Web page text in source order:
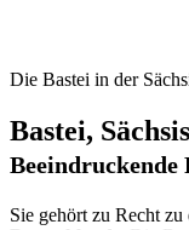
Die Bastei in der
Bastei,
Beeindruckende
Sie gehört zu Recht zu